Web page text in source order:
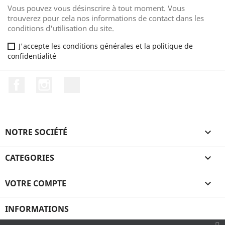
Vous pouvez vous désinscrire à tout moment. Vous
trouverez pour cela nos informations de contact dans les
conditions d'utilisation du site.
J'accepte les conditions générales et la politique de
confidentialité
NOTRE SOCIÉTÉ 
CATEGORIES 
VOTRE COMPTE 
INFORMATIONS